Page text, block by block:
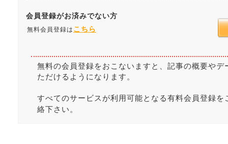
会員登録がお済みでない方
無料会員登録は こちら
無料の会員登録をおこないますと、記事の概要や
ただけるようになります。
すべてのサービスが利用可能となる有料会員登録を
絡下さい。